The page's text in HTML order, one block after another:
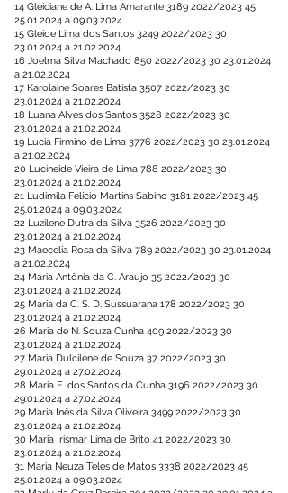
14 Gleiciane de A. Lima Amarante 3189 2022/2023 45
25.01.2024 a 09.03.2024
15 Gleide Lima dos Santos 3249 2022/2023 30
23.01.2024 a 21.02.2024
16 Joelma Silva Machado 850 2022/2023 30 23.01.2024
a 21.02.2024
17 Karolaine Soares Batista 3507 2022/2023 30
23.01.2024 a 21.02.2024
18 Luana Alves dos Santos 3528 2022/2023 30
23.01.2024 a 21.02.2024
19 Lucia Firmino de Lima 3776 2022/2023 30 23.01.2024
a 21.02.2024
20 Lucineide Vieira de Lima 788 2022/2023 30
23.01.2024 a 21.02.2024
21 Ludimila Felício Martins Sabino 3181 2022/2023 45
25.01.2024 a 09.03.2024
22 Luzilene Dutra da Silva 3526 2022/2023 30
23.01.2024 a 21.02.2024
23 Maecelia Rosa da Silva 789 2022/2023 30 23.01.2024
a 21.02.2024
24 Maria Antônia da C. Araujo 35 2022/2023 30
23.01.2024 a 21.02.2024
25 Maria da C. S. D. Sussuarana 178 2022/2023 30
23.01.2024 a 21.02.2024
26 Maria de N. Souza Cunha 409 2022/2023 30
23.01.2024 a 21.02.2024
27 Maria Dulcilene de Souza 37 2022/2023 30
29.01.2024 a 27.02.2024
28 Maria E. dos Santos da Cunha 3196 2022/2023 30
29.01.2024 a 27.02.2024
29 Maria Inês da Silva Oliveira 3499 2022/2023 30
23.01.2024 a 21.02.2024
30 Maria Irismar Lima de Brito 41 2022/2023 30
23.01.2024 a 21.02.2024
31 Maria Neuza Teles de Matos 3338 2022/2023 45
25.01.2024 a 09.03.2024